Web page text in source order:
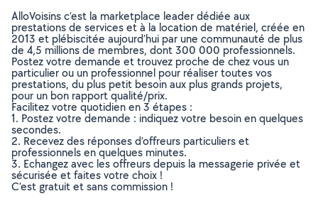
AlloVoisins c’est la marketplace leader dédiée aux
prestations de services et à la location de matériel, créée en
2013 et plébiscitée aujourd’hui par une communauté de plus
de 4,5 millions de membres, dont 300 000 professionnels.
Postez votre demande et trouvez proche de chez vous un
particulier ou un professionnel pour réaliser toutes vos
prestations, du plus petit besoin aux plus grands projets,
pour un bon rapport qualité/prix.
Facilitez votre quotidien en 3 étapes :
1. Postez votre demande : indiquez votre besoin en quelques
secondes.
2. Recevez des réponses d’offreurs particuliers et
professionnels en quelques minutes.
3. Echangez avec les offreurs depuis la messagerie privée et
sécurisée et faites votre choix !
C’est gratuit et sans commission !